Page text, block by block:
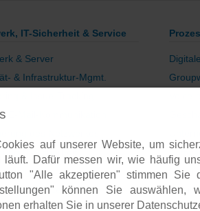
IT-Sicherheit & Service
& Server
& Infrastruktur-Mgmt.
E-Mail-Kommunikation
& Service-Verträge
auf unserer Website, um
läuft. Dafür messen wir, wie häufig
"Alle akzeptieren" stimmen Sie
können Sie
erhalten Sie in unserer